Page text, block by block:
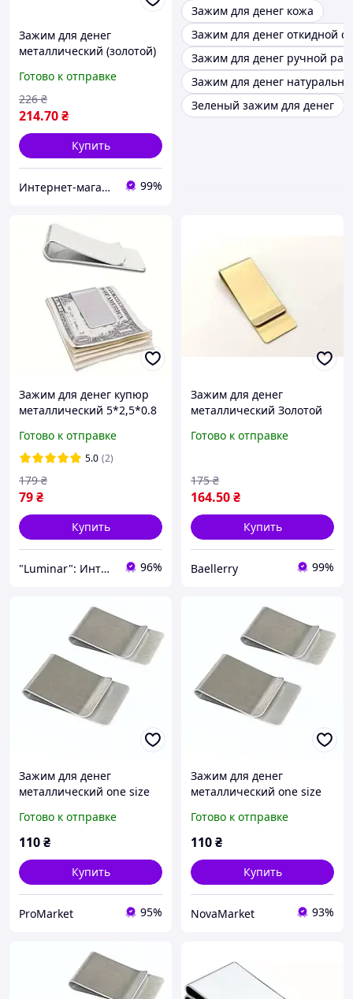
Зажим для денег
металлический (золотой)
Готово к отправке
214.70₴
226 ₴
Купить
Интернет-магазин "Magnit" 99%
Зажим для денег кожа
Зажим для денег откидной с
Зажим для денег ручной
Зажим для денег
Зеленый зажим для денег
Зажим для денег купюр
металлический 5*2,5*0.8
Готово к отправке
5.0 (2)
79₴
179 ₴
Купить
"Luminar": Интернет-магазин аксессуаров для гаджетов! 96%
Зажим для денег
металлический Золотой
Готово к отправке
164.50₴
175 ₴
Купить
Baellerry 99%
Зажим для денег
металлический one size
Готово к отправке
110₴
Купить
ProMarket 95%
Зажим для денег
металлический one size
Готово к отправке
110₴
Купить
NovaMarket 93%